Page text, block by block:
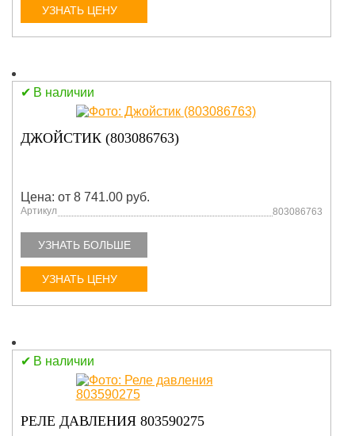
УЗНАТЬ ЦЕНУ
В наличии
ДЖОЙСТИК (803086763)
Цена: от 8 741.00 руб.
Артикул 803086763
УЗНАТЬ БОЛЬШЕ
УЗНАТЬ ЦЕНУ
В наличии
РЕЛЕ ДАВЛЕНИЯ 803590275